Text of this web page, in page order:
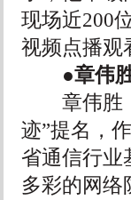
现场近200
视频点播观
●章伟胜
章伟胜，
迹”提名，
省通信行业
多彩的网络